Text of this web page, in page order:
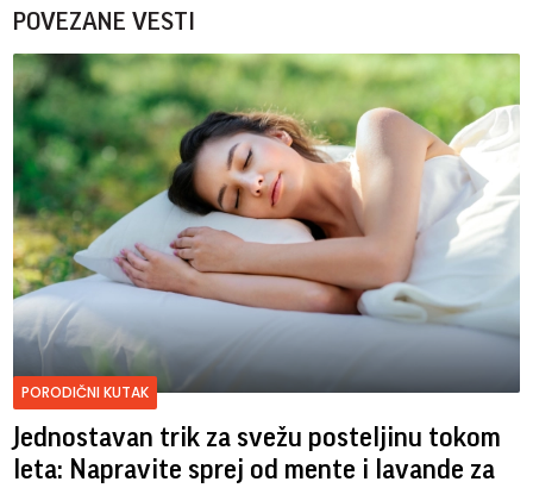
POVEZANE VESTI
PORODIČNI KUTAK
Jednostavan trik za svežu posteljinu tokom
leta: Napravite sprej od mente i lavande za